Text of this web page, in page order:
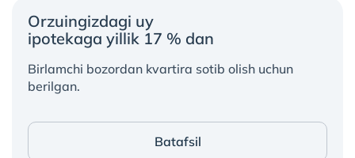
Orzuingizdagi uy
ipotekaga yillik 17 % dan
Birlamchi bozordan kvartira sotib olish uchun
berilgan.
Batafsil